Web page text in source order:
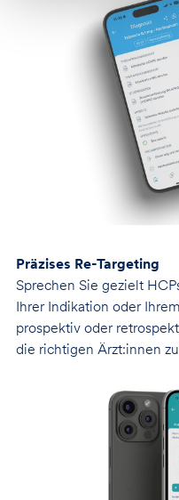
Präzises Re-Targeting
Sprechen Sie gezielt
Ihrer Indikation oder
prospektiv oder
die richtigen Ärzt:innen